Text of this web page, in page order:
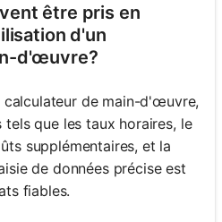
être pris en
d'un
d'œuvre?
de main-d'œuvre,
que les taux horaires, le
supplémentaires, et la
de données précise est
fiables.